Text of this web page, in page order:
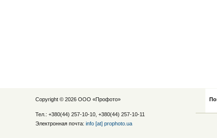
Copyright © 2026 ООО «Профото»
Тел.: +380(44) 257-10-10, +380(44) 257-10-11
Электронная почта: info [at] prophoto.ua